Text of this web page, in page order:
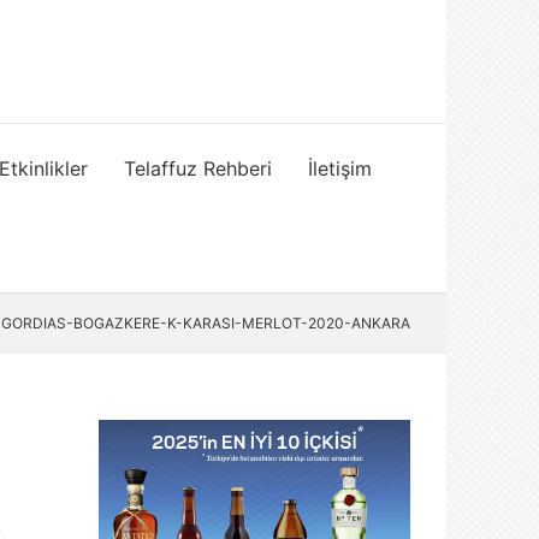
Telaffuz Rehberi İletişim
GORDIAS-BOGAZKERE-K-KARASI-MERLOT-2020-ANKARA